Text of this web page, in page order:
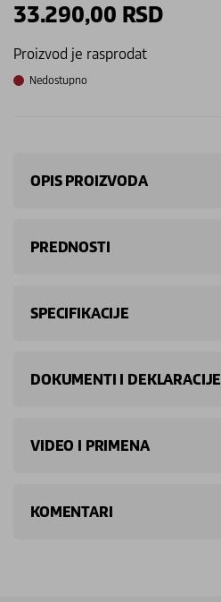
33.290,00 RSD
Proizvod je rasprodat
Nedostupno
OPIS PROIZVODA
PREDNOSTI
SPECIFIKACIJE
DOKUMENTI I DEKLARACIJE
VIDEO I PRIMENA
KOMENTARI